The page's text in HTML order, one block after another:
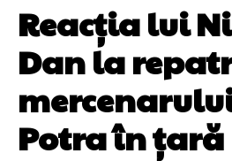
Reacția lui
Dan la
Potra în țară